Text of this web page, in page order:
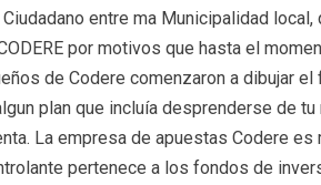
Ciudadano entre ma Municipalidad
por motivos que hasta el
de Codere comenzaron a dibujar
plan que incluía desprenderse de
La empresa de apuestas Codere
pertenece a los fondos de